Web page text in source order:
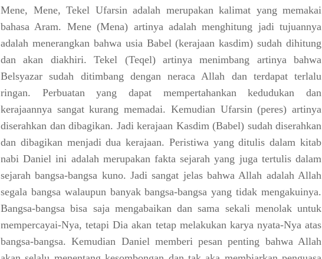
Mene, Mene, Tekel Ufarsin adalah merupakan kalimat yang memakai
bahasa Aram. Mene (Mena) artinya adalah menghitung jadi tujuannya
adalah menerangkan bahwa usia Babel (kerajaan kasdim) sudah dihitung
dan akan diakhiri.Tekel (Teqel) artinya menimbang artinya bahwa
Belsyazar sudah ditimbang dengan neraca Allah dan terdapat terlalu
ringan. Perbuatan yang dapat mempertahankan kedudukan dan
kerajaannya sangat kurang memadai. Kemudian Ufarsin (peres) artinya
diserahkan dan dibagikan. Jadi kerajaan Kasdim (Babel) sudah diserahkan
dan dibagikan menjadi dua kerajaan. Peristiwa yang ditulis dalam kitab
nabi Daniel ini adalah merupakan fakta sejarah yang juga tertulis dalam
sejarah bangsa-bangsa kuno. Jadi sangat jelas bahwa Allah adalah Allah
segala bangsa walaupun banyak bangsa-bangsa yang tidak mengakuinya.
Bangsa-bangsa bisa saja mengabaikan dan sama sekali menolak untuk
mempercayai-Nya, tetapi Dia akan tetap melakukan karya nyata-Nya atas
bangsa-bangsa. Kemudian Daniel memberi pesan penting bahwa Allah